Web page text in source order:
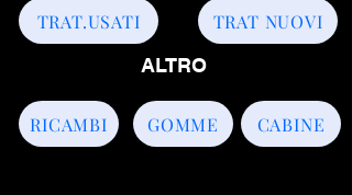
TRAT.USATI TRAT NUOVI
CABINE
GOMME
RICAMBI
ALTRO